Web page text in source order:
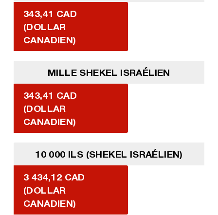
343,41 CAD
(DOLLAR
CANADIEN)
MILLE SHEKEL ISRAÉLIEN
343,41 CAD
(DOLLAR
CANADIEN)
10 000 ILS (SHEKEL ISRAÉLIEN)
3 434,12 CAD
(DOLLAR
CANADIEN)